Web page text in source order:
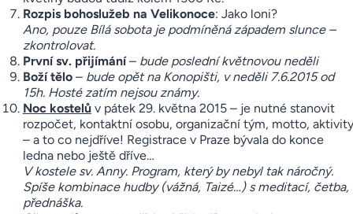
Rozpis bohoslužeb na Velikonoce: Jako loni?
Ano, pouze Bílá sobota je podmíněná západem slunce –
zkontrolovat.
První sv. přijímání– bude poslední květnovou neděli
Boží tělo– bude opět na Konopišti, v neděli 7.6.2015 od
15h. Hosté zatím nejsou známy.
Noc kostelův pátek 29. května 2015 – je nutné stanovit
rozpočet, kontaktní osobu, organizační tým, motto, aktivity
– a to co nejdříve! Registrace v Praze bývala do konce
ledna nebo ještě dříve…
V kostele sv. Anny. Program, který by nebyl tak náročný.
Spíše kombinace hudby (vážná, Taizé…) s meditací, četba,
přednáška.